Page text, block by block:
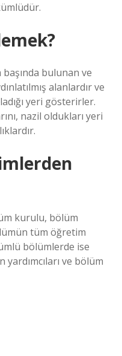
bulunan ve
alanlardır ve
yeri gösterirler.
nazil oldukları yeri
kurulu, bölüm
tüm öğretim
bölümlerde ise
ve bölüm